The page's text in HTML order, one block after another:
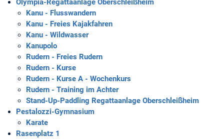
Olympia-Regattaanlage Oberschleißheim
Kanu - Flusswandern
Kanu - Freies Kajakfahren
Kanu - Wildwasser
Kanupolo
Rudern - Freies Rudern
Rudern - Kurse
Rudern - Kurse A - Wochenkurs
Rudern - Training im Achter
Stand-Up-Paddling Regattaanlage Oberschleißheim
Pestalozzi-Gymnasium
Karate
Rasenplatz 1